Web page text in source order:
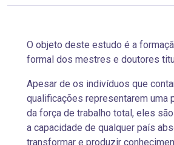
O objeto deste estudo é a
formal dos mestres e doutores
Apesar de os indivíduos que
qualificações representarem uma
da força de trabalho total, eles
a capacidade de qualquer país
transformar e produzir